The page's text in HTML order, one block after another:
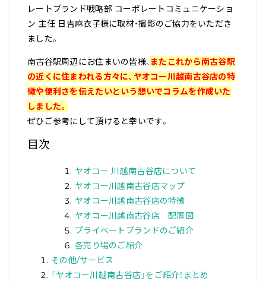
レートブランド戦略部 コーポレートコミュニケーショ
ン 主任 日吉麻衣子様に取材・撮影のご協力をいただき
ました。
南古谷駅周辺にお住まいの皆様、 またこれから南古谷駅
の近くに住まわれる方々に、ヤオコー川越南古谷店の特
徴や便利さを伝えたいという想いでコラムを作成いた
しました。
ぜひご参考にして頂けると幸いです。
目次
ヤオコー 川越南古谷店について
ヤオコー川越南古谷店マップ
ヤオコー川越南古谷店の特徴
ヤオコー川越南古谷店 配置図
プライベートブランドのご紹介
各売り場のご紹介
その他/サービス
「ヤオコー川越南古谷店」をご紹介！まとめ